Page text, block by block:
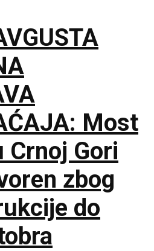
Most
Crnoj Gori
zbog
do